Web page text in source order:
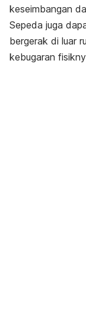
keseimbangan
Sepeda juga
bergerak di luar
kebugaran